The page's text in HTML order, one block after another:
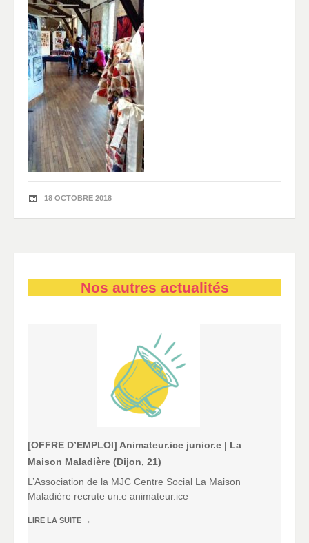
18 OCTOBRE 2018
Nos autres actualités
[OFFRE D’EMPLOI] Animateur.ice junior.e | La
Maison Maladière (Dijon, 21)
L’Association de la MJC Centre Social La Maison
Maladière recrute un.e animateur.ice
LIRE LA SUITE →